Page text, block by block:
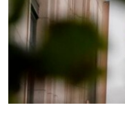
ᲡᲢᲣᲓᲘᲐ ᲕᲐᲨᲘᲜᲒᲢᲝᲜᲘ
ᲔᲙᲝᲜᲝᲛᲘᲙᲐ
ᲯᲐᲜᲛᲠᲗᲔᲚᲝᲑᲐ
ᲘᲜᲢᲔᲠᲕᲘᲣ
Learning English